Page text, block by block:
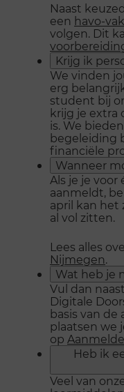
Naast
een havo-
volgen. Dit
Krijg ik
We vinden
erg
student bij
krijg je extra
is. We
begeleiding
financiële
Wanneer
Als je je
aanmeldt,
april kan het
al vol zitten.
Lees alles
Nijmegen.
Wat heb je
Vul dan
Digitale
basis van
plaatsen we
op
Heb ik
Veel van